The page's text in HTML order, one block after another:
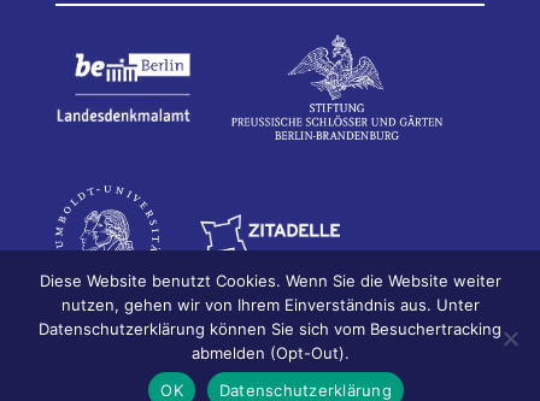
Bildhauerei in Berlin
Impressum
Datenschutz
Diese Website benutzt Cookies. Wenn Sie die Website weiter
nutzen, gehen wir von Ihrem Einverständnis aus. Unter
Datenschutzerklärung können Sie sich vom Besuchertracking
abmelden (Opt-Out).
OK
Datenschutzerklärung